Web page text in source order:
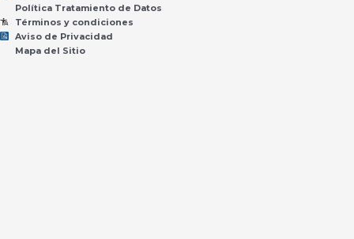
Política Tratamiento de Datos
Términos y condiciones
Aviso de Privacidad
Mapa del Sitio